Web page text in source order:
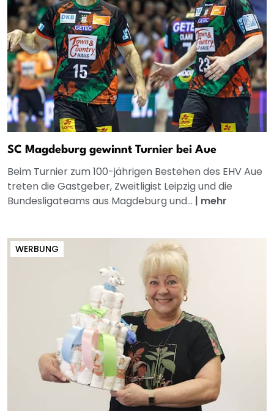
SC Magdeburg gewinnt Turnier bei Aue
Beim Turnier zum 100-jährigen Bestehen des EHV Aue
treten die Gastgeber, Zweitligist Leipzig und die
Bundesligateams aus Magdeburg und... | mehr
WERBUNG